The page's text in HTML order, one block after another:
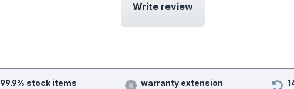
Write review
99.9% stock items warranty extension